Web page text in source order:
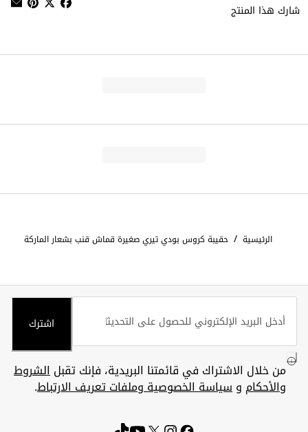
شارك هذا المنتج
الرئيسية / حقيبة كروس بودي تيري صغيرة قماش قنب بشعار الماركة
اشترك
من خلال الاشتراك في قائمتنا البريدية، فإنك تقبلالشروط
والأحكام وسياسة الخصوصية وملفات تعريف الارتباط.